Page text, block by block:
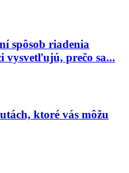
spôsob riadenia
vysvetľujú, prečo sa...
ktoré vás môžu